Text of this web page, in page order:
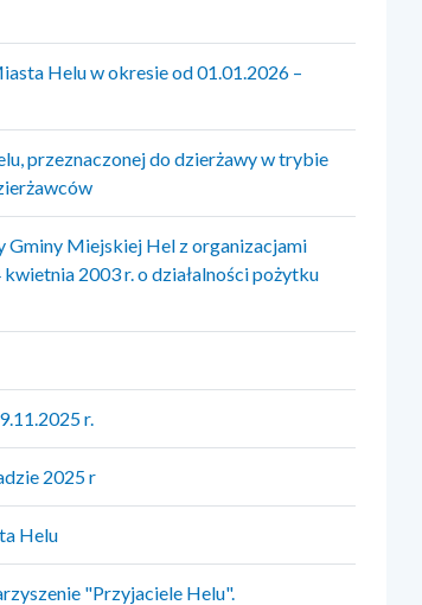
Helu w okresie od 01.01.2026 –
przeznaczonej do dzierżawy w trybie
Gminy Miejskiej Hel z organizacjami
2003 r. o działalności pożytku
r.
2025 r
Helu
"Przyjaciele Helu".